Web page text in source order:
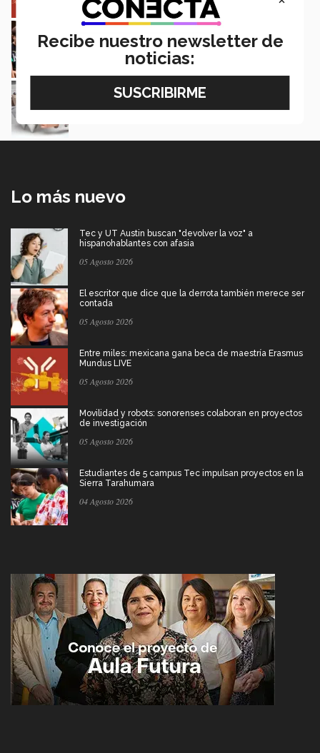
Estudiantes de 5 campus Tec impulsan
proyectos en la Sierra Tarahumara
Juan José Flores Nava
Diseños de estudiantes Tec exponen en
Milán riqueza cultural de México
Daniela Novillo y Carlos González
Lo más nuevo
Tec y UT Austin buscan "devolver la voz" a
hispanohablantes con afasia
05 Agosto 2026
El escritor que dice que la derrota también merece ser
contada
05 Agosto 2026
Entre miles: mexicana gana beca de maestría Erasmus
Mundus LIVE
05 Agosto 2026
Movilidad y robots: sonorenses colaboran en proyectos
de investigación
05 Agosto 2026
Estudiantes de 5 campus Tec impulsan proyectos en la
Sierra Tarahumara
04 Agosto 2026
Recibe nuestro newsletter de
noticias: